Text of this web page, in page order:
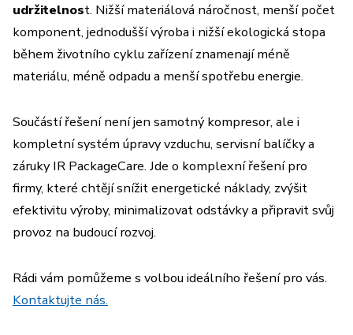
udržitelnost. Nižší materiálová náročnost, menší počet
komponent, jednodušší výroba i nižší ekologická stopa
během životního cyklu zařízení znamenají méně
materiálu, méně odpadu a menší spotřebu energie.
Součástí řešení není jen samotný kompresor, ale i
kompletní systém úpravy vzduchu, servisní balíčky a
záruky IR PackageCare. Jde o komplexní řešení pro
firmy, které chtějí snížit energetické náklady, zvýšit
efektivitu výroby, minimalizovat odstávky a připravit svůj
provoz na budoucí rozvoj.
Rádi vám pomůžeme s volbou ideálního řešení pro vás.
Kontaktujte nás.